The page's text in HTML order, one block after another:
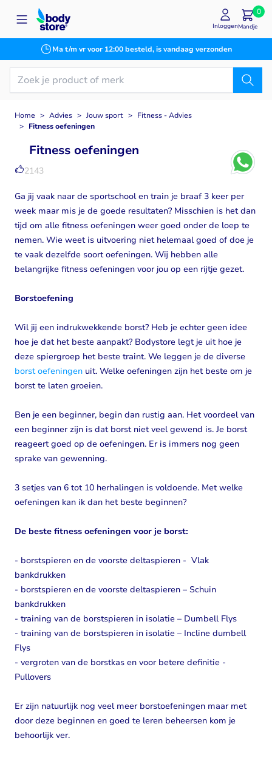
Ga naar de inhoud
Ma t/m vr voor 12:00 besteld, is vandaag verzonden
InloggenMandje
0
Home > Advies > Jouw sport > Fitness - Advies
> Fitness oefeningen
Fitness oefeningen
2143
Ga jij vaak naar de sportschool en train je braaf 3 keer per
week maar mis je de goede resultaten? Misschien is het dan
tijd om alle fitness oefeningen weer goed onder de loep te
nemen. Wie weet is uitvoering niet helemaal goed of doe je
te vaak dezelfde soort oefeningen. Wij hebben alle
belangrijke fitness oefeningen voor jou op een rijtje gezet.
Borstoefening
Wil jij een indrukwekkende borst? Heb je echter geen idee
hoe je dat het beste aanpakt? Bodystore legt je uit hoe je
deze spiergroep het beste traint. We leggen je de diverse
borst oefeningen uit. Welke oefeningen zijn het beste om je
borst te laten groeien.
Ben je een beginner, begin dan rustig aan. Het voordeel van
een beginner zijn is dat borst niet veel gewend is. Je borst
reageert goed op de oefeningen. Er is immers nog geen
sprake van gewenning.
3 setjes van 6 tot 10 herhalingen is voldoende. Met welke
oefeningen kan ik dan het beste beginnen?
De beste fitness oefeningen voor je borst:
- borstspieren en de voorste deltaspieren - Vlak
bankdrukken
- borstspieren en de voorste deltaspieren – Schuin
bankdrukken
- training van de borstspieren in isolatie – Dumbell Flys
- training van de borstspieren in isolatie – Incline dumbell
Flys
- vergroten van de borstkas en voor betere definitie -
Pullovers
Er zijn natuurlijk nog veel meer borstoefeningen maar met
door deze beginnen en goed te leren beheersen kom je
behoorlijk ver.